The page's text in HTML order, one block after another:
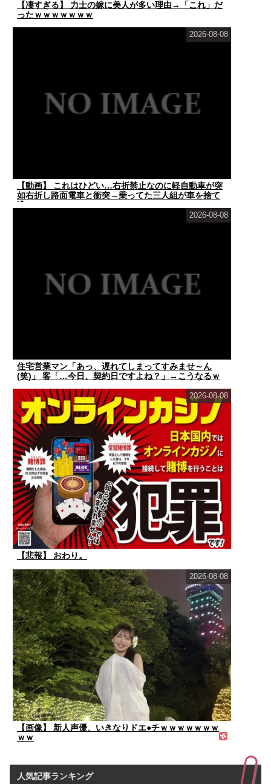
【凄すぎる】 力士の嫁に美人が多い理由→「これ」だ
ったｗｗｗｗｗｗｗ
【動画】 これはひどい…右折禁止なのに軽自動車が突
如右折し路面電車と衝突→乗ってた三人組が車を捨て
2026-08-08
住宅営業マン「あっ、遅れてしまってすみませ～ん
(笑)」 客「…今日、契約日ですよね？」→こうなるｗ
2026-08-08
【悲報】 おわり。
2026-08-08
【画像】 新人声優、いきなりドエ●チｗｗｗｗｗｗｗ
ｗｗ
2026-08-08
人気記事ランキング